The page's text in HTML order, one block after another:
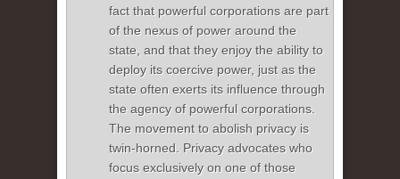
fact that powerful corporations are part
of the nexus of power around the
state, and that they enjoy the ability to
deploy its coercive power, just as the
state often exerts its influence through
the agency of powerful corporations.
The movement to abolish privacy is
twin-horned. Privacy advocates who
focus exclusively on one of those